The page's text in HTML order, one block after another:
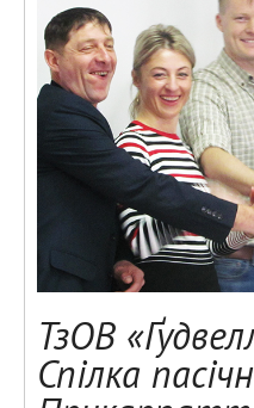
ТзОВ
Спілка